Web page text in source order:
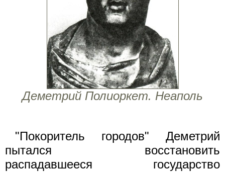
Деметрий Полиоркет. Неаполь
"Покоритель городов" Деметрий
пытался восстановить
распадавшееся государство